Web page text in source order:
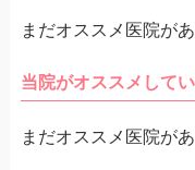
まだオススメ医院があ
当院がオススメして
まだオススメ医院があ